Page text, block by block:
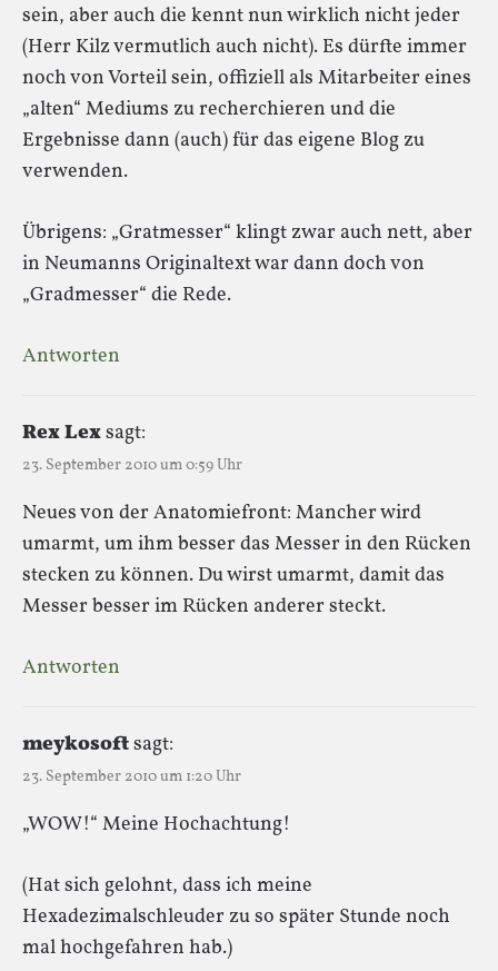
sein, aber auch die kennt nun wirklich nicht jeder
(Herr Kilz vermutlich auch nicht). Es dürfte immer
noch von Vorteil sein, offiziell als Mitarbeiter eines
„alten“ Mediums zu recherchieren und die
Ergebnisse dann (auch) für das eigene Blog zu
verwenden.
Übrigens: „Gratmesser“ klingt zwar auch nett, aber
in Neumanns Originaltext war dann doch von
„Gradmesser“ die Rede.
Antworten
Rex Lexsagt:
23. September 2010 um 0:59 Uhr
Neues von der Anatomiefront: Mancher wird
umarmt, um ihm besser das Messer in den Rücken
stecken zu können. Du wirst umarmt, damit das
Messer besser im Rücken anderer steckt.
Antworten
meykosoftsagt:
23. September 2010 um 1:20 Uhr
„WOW!“ Meine Hochachtung!
(Hat sich gelohnt, dass ich meine
Hexadezimalschleuder zu so später Stunde noch
mal hochgefahren hab.)